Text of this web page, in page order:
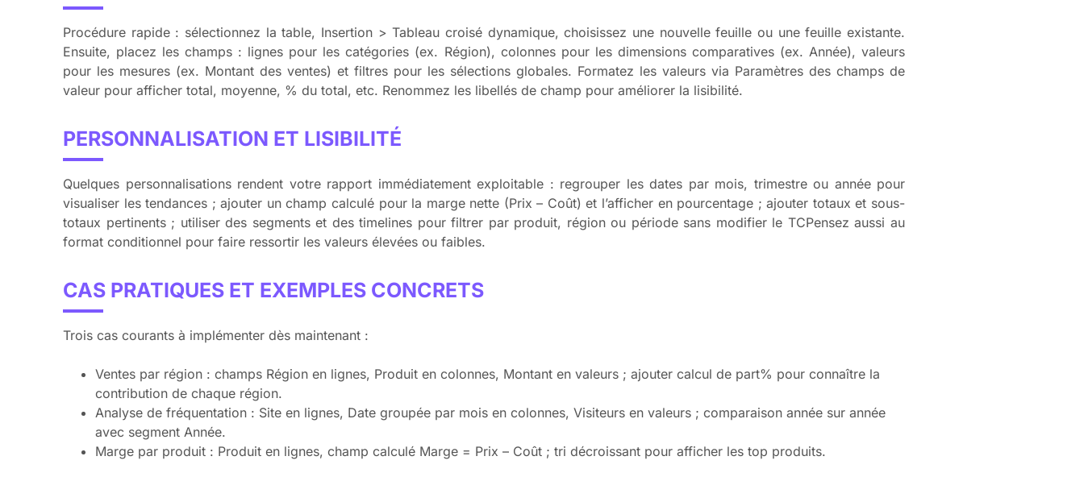
Procédure rapide : sélectionnez la table, Insertion > Tableau croisé dynamique, choisissez une nouvelle feuille ou une feuille existante.
Ensuite, placez les champs : lignes pour les catégories (ex. Région), colonnes pour les dimensions comparatives (ex. Année), valeurs
pour les mesures (ex. Montant des ventes) et filtres pour les sélections globales. Formatez les valeurs via Paramètres des champs de
valeur pour afficher total, moyenne, % du total, etc. Renommez les libellés de champ pour améliorer la lisibilité.
PERSONNALISATION ET LISIBILITÉ
Quelques personnalisations rendent votre rapport immédiatement exploitable : regrouper les dates par mois, trimestre ou année pour
visualiser les tendances ; ajouter un champ calculé pour la marge nette (Prix – Coût) et l’afficher en pourcentage ; ajouter totaux et sous-
totaux pertinents ; utiliser des segments et des timelines pour filtrer par produit, région ou période sans modifier le TCPensez aussi au
format conditionnel pour faire ressortir les valeurs élevées ou faibles.
CAS PRATIQUES ET EXEMPLES CONCRETS
Trois cas courants à implémenter dès maintenant :
Ventes par région : champs Région en lignes, Produit en colonnes, Montant en valeurs ; ajouter calcul de part% pour connaître la
contribution de chaque région.
Analyse de fréquentation : Site en lignes, Date groupée par mois en colonnes, Visiteurs en valeurs ; comparaison année sur année
avec segment Année.
Marge par produit : Produit en lignes, champ calculé Marge = Prix – Coût ; tri décroissant pour afficher les top produits.